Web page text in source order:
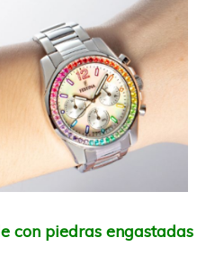
con piedras engastadas